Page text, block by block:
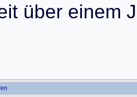
it über einem J